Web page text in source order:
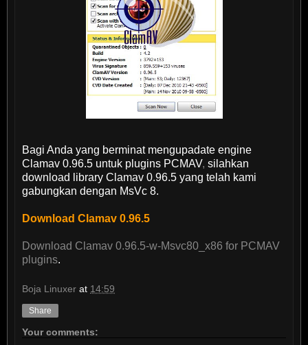
Bagi Anda yang berminat mengupadate engine
Clamav 0.96.5 untuk plugins PCMAV, silahkan
download library Clamav 0.96.5 yang telah kami
gabungkan dengan MsVc 8.
Download Clamav 0.96.5
Download Clamav 0.96.5-w-Msvc80_x86 for PCMAV
plugins.
Boja Linuxer at 14:59
Share
Your comments: